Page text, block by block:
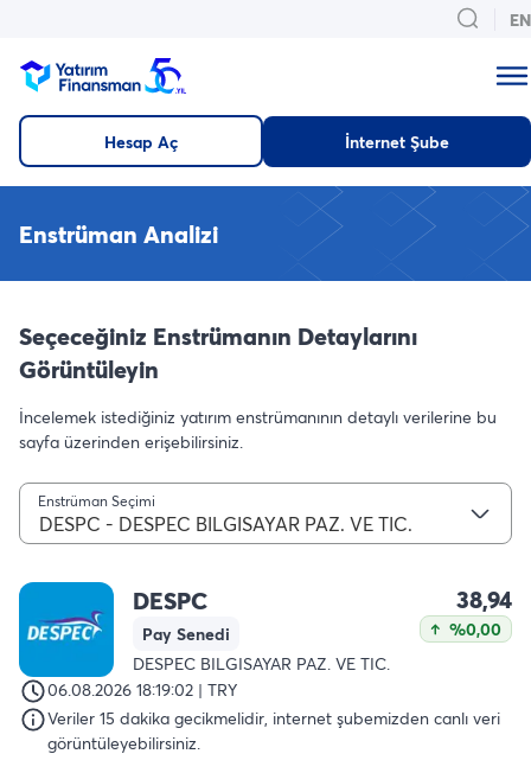
EN
Hesap Aç İnternet Şube
Enstrüman Analizi
Seçeceğiniz Enstrümanın Detaylarını
Görüntüleyin
İncelemek istediğiniz yatırım enstrümanının detaylı verilerine bu
sayfa üzerinden erişebilirsiniz.
Enstrüman Seçimi
DESPC - DESPEC BILGISAYAR PAZ. VE TIC.
DESPC
Pay Senedi
DESPEC BILGISAYAR PAZ. VE TIC.
38,94
%0,00
06.08.2026 18:19:02 | TRY
Veriler 15 dakika gecikmelidir, internet şubemizden canlı veri
görüntüleyebilirsiniz.